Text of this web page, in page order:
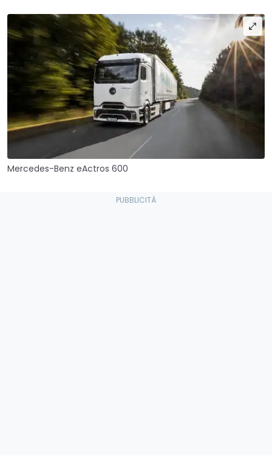
Mercedes-Benz eActros 600